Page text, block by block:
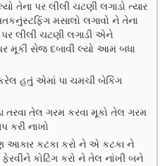
તેના પર લીલી ચટણી લગાડો ત્યાર
મસાલો લગાવો ને તેના
લીલી ચટણી લગાડી એને
મૂકી સેજ દબાવી લ્યો આમ બધા
હતું એમાં પા ચમચી બેકિંગ
તરવા તેલ ગરમ કરવા મૂકો તેલ ગરમ
કરી નાખો
આકાર કટકા કરો ને એ કટકા ને
કોટિંગ કરો ને તેલ નાંખી બને